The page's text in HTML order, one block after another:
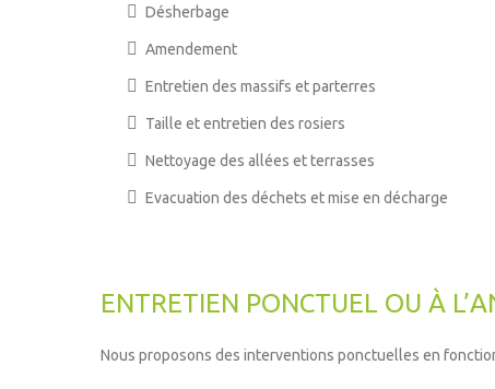
Désherbage
Amendement
Entretien des massifs et parterres
Taille et entretien des rosiers
Nettoyage des allées et terrasses
Evacuation des déchets et mise en décharge
ENTRETIEN PONCTUEL OU À
Nous proposons des interventions ponctuelles en